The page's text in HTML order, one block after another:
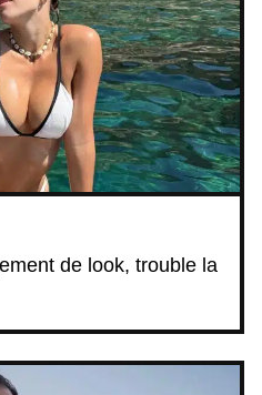
de look, trouble la